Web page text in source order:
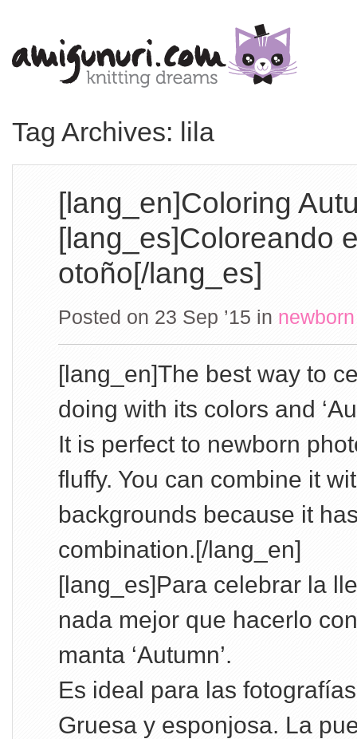
Tag Archives: lila
[lang_en]Coloring
[lang_es]Coloreando
otoño[/lang_es]
Posted on 23 Sep ’15 in newborn
[lang_en]The best way to
doing with its colors and
It is perfect to newborn
fluffy. You can combine it
backgrounds because it
combination.[/lang_en]
[lang_es]Para celebrar la
nada mejor que hacerlo
manta ‘Autumn’.
Es ideal para las
Gruesa y esponjosa. La